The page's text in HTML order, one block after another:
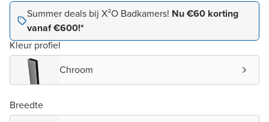
Summer deals bij X²O Badkamers! Nu €60 korting
vanaf €600!*
Kleur profiel
Chroom
Breedte